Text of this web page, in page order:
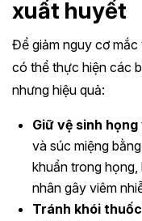
xuất huyết
Để giảm nguy cơ
có thể thực hiện các
nhưng hiệu quả:
Giữ vệ sinh họng
và súc miệng
khuẩn trong
nhân gây viêm
Tránh khói